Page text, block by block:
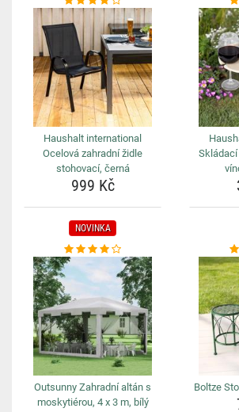
Haushalt international
Ocelová zahradní židle
stohovací, černá
999 Kč
NOVINKA
Outsunny Zahradní altán s
moskytiérou, 4 x 3 m, bílý
Boltze